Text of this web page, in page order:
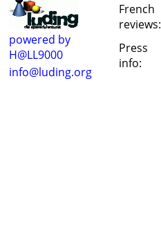
powered by
H@LL9000
info@luding.org
French
reviews:
Press
info: